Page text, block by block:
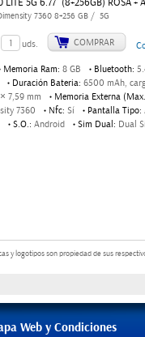
5G 6.77" (8+256GB) ROSA +
7360 8+256 GB / 5G
uds. COMPRAR
Memoria Ram: 8 GB ● Bluetooth:
● Duración Bateria: 6500 mAh,
7,59 mm ● Memoria Externa
7360 ● Nfc: Sí ● Pantalla Tipo:
● S.O.: Android ● Sim Dual: Dual
y logotipos son propiedad de sus
Web y Condiciones